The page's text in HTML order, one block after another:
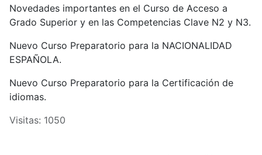
Novedades importantes en el Curso de Acceso a
Grado Superior y en las Competencias Clave N2 y N3.
Nuevo Curso Preparatorio para la NACIONALIDAD
ESPAÑOLA.
Nuevo Curso Preparatorio para la Certificación de
idiomas.
Visitas: 1050